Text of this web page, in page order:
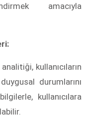
amacıyla
kullanıcıların
durumlarını
kullanıcılara